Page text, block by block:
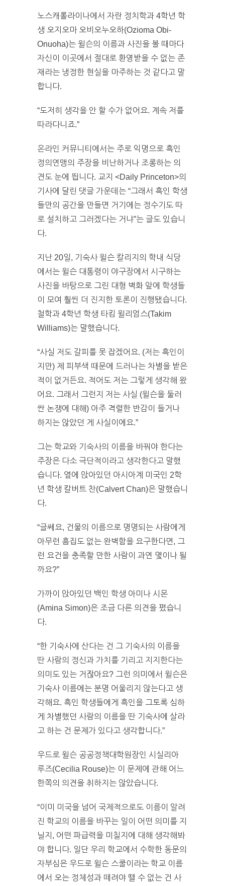
노스캐롤라이나에서 자란 정치학과 4학년 학
생 오지오마 오비오누오하(Ozioma Obi-
Onuoha)는 윌슨의 이름과 사진을 볼 때마다
자신이 이곳에서 절대로 환영받을 수 없는 존
재라는 냉정한 현실을 마주하는 것 같다고 말
합니다.
“도저히 생각을 안 할 수가 없어요. 계속 저를
따라다니죠.”
온라인 커뮤니티에서는 주로 익명으로 흑인
정의연맹의 주장을 비난하거나 조롱하는 의
견도 눈에 띕니다. 교지 <Daily Princeton>의
기사에 달린 댓글 가운데는 “그래서 흑인 학생
들만의 공간을 만들면 거기에는 정수기도 따
로 설치하고 그러겠다는 거냐”는 글도 있습니
다.
지난 20일, 기숙사 윌슨 칼리지의 학내 식당
에서는 윌슨 대통령이 야구장에서 시구하는
사진을 바탕으로 그린 대형 벽화 앞에 학생들
이 모여 훨씬 더 진지한 토론이 진행됐습니다.
철학과 4학년 학생 타킴 윌리엄스(Takim
Williams)는 말했습니다.
“사실 저도 갈피를 못 잡겠어요. (저는 흑인이
지만) 제 피부색 때문에 드러나는 차별을 받은
적이 없거든요. 적어도 저는 그렇게 생각해 왔
어요. 그래서 그런지 저는 사실 (윌슨을 둘러
싼 논쟁에 대해) 아주 격렬한 반감이 들거나
하지는 않았던 게 사실이에요.”
그는 학교와 기숙사의 이름을 바꿔야 한다는
주장은 다소 극단적이라고 생각한다고 말했
습니다. 옆에 앉아있던 아시아계 미국인 2학
년 학생 칼버트 찬(Calvert Chan)은 말했습니
다.
“글쎄요, 건물의 이름으로 명명되는 사람에게
아무런 흠집도 없는 완벽함을 요구한다면, 그
런 요건을 충족할 만한 사람이 과연 몇이나 될
까요?”
가까이 앉아있던 백인 학생 아미나 시몬
(Amina Simon)은 조금 다른 의견을 폈습니
다.
“한 기숙사에 산다는 건 그 기숙사의 이름을
딴 사람의 정신과 가치를 기리고 지지한다는
의미도 있는 거잖아요? 그런 의미에서 윌슨은
기숙사 이름에는 분명 어울리지 않는다고 생
각해요. 흑인 학생들에게 흑인을 그토록 심하
게 차별했던 사람의 이름을 딴 기숙사에 살라
고 하는 건 문제가 있다고 생각합니다.”
우드로 윌슨 공공정책대학원장인 시실리아
루즈(Cecilia Rouse)는 이 문제에 관해 어느
한쪽의 의견을 취하지는 않았습니다.
“이미 미국을 넘어 국제적으로도 이름이 알려
진 학교의 이름을 바꾸는 일이 어떤 의미를 지
닐지, 어떤 파급력을 미칠지에 대해 생각해봐
야 합니다. 일단 우리 학교에서 수학한 동문의
자부심은 우드로 윌슨 스쿨이라는 학교 이름
에서 오는 정체성과 떼려야 뗄 수 없는 건 사